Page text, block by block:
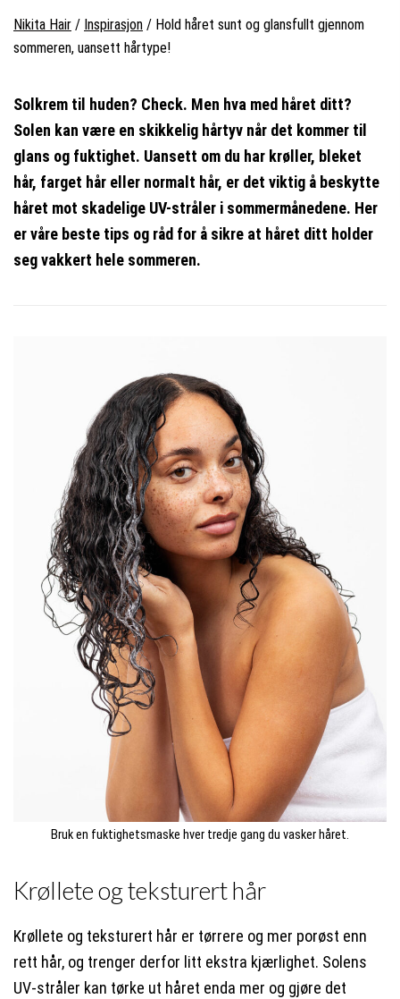
Nikita Hair / Inspirasjon / Hold håret sunt og glansfullt gjennom
sommeren, uansett hårtype!
Solkrem til huden? Check. Men hva med håret ditt?
Solen kan være en skikkelig hårtyv når det kommer til
glans og fuktighet. Uansett om du har krøller, bleket
hår, farget hår eller normalt hår, er det viktig å beskytte
håret mot skadelige UV-stråler i sommermånedene. Her
er våre beste tips og råd for å sikre at håret ditt holder
seg vakkert hele sommeren.
Bruk en fuktighetsmaske hver tredje gang du vasker håret.
Krøllete og teksturert hår
Krøllete og teksturert hår er tørrere og mer porøst enn
rett hår, og trenger derfor litt ekstra kjærlighet. Solens
UV-stråler kan tørke ut håret enda mer og gjøre det